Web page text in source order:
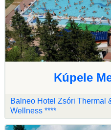
Kúpele
Balneo Hotel Zsóri Thermal
Wellness ****